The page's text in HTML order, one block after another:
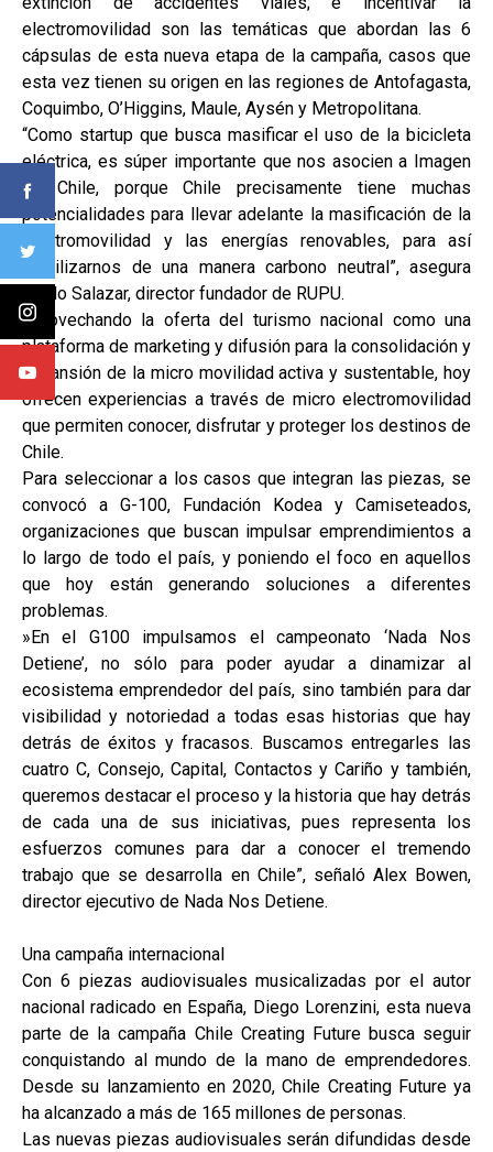
electromovilidad son las temáticas que abordan las 6
cápsulas de esta nueva etapa de la campaña, casos que
esta vez tienen su origen en las regiones de Antofagasta,
Coquimbo, O’Higgins, Maule, Aysén y Metropolitana.
“Como startup que busca masificar el uso de la bicicleta
eléctrica, es súper importante que nos asocien a Imagen
de Chile, porque Chile precisamente tiene muchas
potencialidades para llevar adelante la masificación de la
electromovilidad y las energías renovables, para así
movilizarnos de una manera carbono neutral”, asegura
Pablo Salazar, director fundador de RUPU.
Aprovechando la oferta del turismo nacional como una
plataforma de marketing y difusión para la consolidación y
expansión de la micro movilidad activa y sustentable, hoy
ofrecen experiencias a través de micro electromovilidad
que permiten conocer, disfrutar y proteger los destinos de
Chile.
Para seleccionar a los casos que integran las piezas, se
convocó a G-100, Fundación Kodea y Camiseteados,
organizaciones que buscan impulsar emprendimientos a
lo largo de todo el país, y poniendo el foco en aquellos
que hoy están generando soluciones a diferentes
problemas.
​​​​»En el G100 impulsamos el campeonato ‘Nada Nos
Detiene’, no sólo para poder ayudar a dinamizar al
ecosistema emprendedor del país, sino también para dar
visibilidad y notoriedad a todas esas historias que hay
detrás de éxitos y fracasos. Buscamos entregarles las
cuatro C, Consejo, Capital, Contactos y Cariño y también,
queremos destacar el proceso y la historia que hay detrás
de cada una de sus iniciativas, pues representa los
esfuerzos comunes para dar a conocer el tremendo
trabajo que se desarrolla en Chile”, señaló Alex Bowen,
director ejecutivo de Nada Nos Detiene.
Una campaña internacional
Con 6 piezas audiovisuales musicalizadas por el autor
nacional radicado en España, Diego Lorenzini, esta nueva
parte de la campaña Chile Creating Future busca seguir
conquistando al mundo de la mano de emprendedores.
Desde su lanzamiento en 2020, Chile Creating Future ya
ha alcanzado a más de 165 millones de personas.
Las nuevas piezas audiovisuales serán difundidas desde